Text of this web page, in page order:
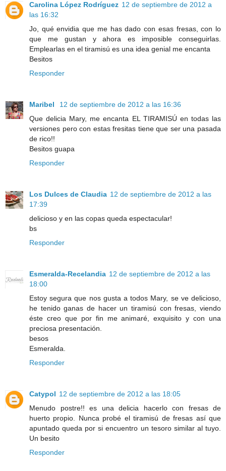
Carolina López Rodríguez 12 de septiembre de 2012 a
las 16:32
Jo, qué envidia que me has dado con esas fresas, con lo
que me gustan y ahora es imposible conseguirlas.
Emplearlas en el tiramisú es una idea genial me encanta
Besitos
Responder
Maribel
12 de septiembre de 2012 a las 16:36
Que delicia Mary, me encanta EL TIRAMISÚ en todas las
versiones pero con estas fresitas tiene que ser una pasada
de rico!!
Besitos guapa
Responder
Los Dulces de Claudia 12 de septiembre de 2012 a las
17:39
delicioso y en las copas queda espectacular!
bs
Responder
Esmeralda-Recelandia 12 de septiembre de 2012 a las
18:00
Estoy segura que nos gusta a todos Mary, se ve delicioso,
he tenido ganas de hacer un tiramisú con fresas, viendo
éste creo que por fin me animaré, exquisito y con una
preciosa presentación.
besos
Esmeralda.
Responder
Catypol 12 de septiembre de 2012 a las 18:05
Menudo postre!! es una delicia hacerlo con fresas de
huerto propio. Nunca probé el tiramisú de fresas así que
apuntado queda por si encuentro un tesoro similar al tuyo.
Un besito
Responder